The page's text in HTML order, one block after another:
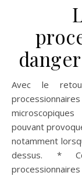
Avec le retour des beaux jours, les chenilles
pouvant
notamment
dessus. *